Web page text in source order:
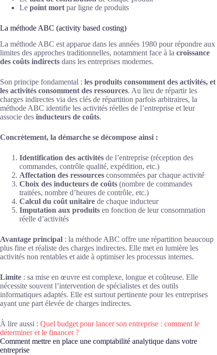
Le point mort par ligne de produits
La méthode ABC (activity based costing)
La méthode ABC est apparue dans les années 1980 pour répondre aux
limites des approches traditionnelles, notamment face à la croissance
des coûts indirects dans les entreprises modernes.
Son principe fondamental : les produits consomment des activités, et
les activités consomment des ressources. Au lieu de répartir les
charges indirectes via des clés de répartition parfois arbitraires, la
méthode ABC identifie les activités réelles de l’entreprise et leur
associe des inducteurs de coûts.
Concrètement, la démarche se décompose ainsi :
Identification des activités de l’entreprise (réception des
commandes, contrôle qualité, expédition, etc.)
Affectation des ressources consommées par chaque activité
Choix des inducteurs de coûts (nombre de commandes
traitées, nombre d’heures de contrôle, etc.)
Calcul du coût unitaire de chaque inducteur
Imputation aux produits en fonction de leur consommation
réelle d’activités
Avantage principal : la méthode ABC offre une répartition beaucoup
plus fine et réaliste des charges indirectes. Elle met en lumière les
activités non rentables et aide à optimiser les processus internes.
Limite : sa mise en œuvre est complexe, longue et coûteuse. Elle
nécessite souvent l’intervention de spécialistes et des outils
informatiques adaptés. Elle est surtout pertinente pour les entreprises
ayant une part élevée de charges indirectes.
À lire aussi : Quel budget pour lancer son entreprise : comment le
déterminer et le financer ?
Comment mettre en place une comptabilité analytique dans votre
entreprise